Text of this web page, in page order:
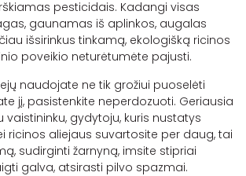
pesticidais. Kadangi visas
gaunamas iš aplinkos, augalas
išsirinkus tinkamą, ekologišką ricinos
poveikio neturėtumėte pajusti.
naudojate ne tik grožiui puoselėti
jį, pasistenkite neperdozuoti. Geriausia
vaistininku, gydytoju, kuris nustatys
ricinos aliejaus suvartosite per daug, tai
sudirginti žarnyną, imsite stipriai
galva, atsirasti pilvo spazmai.